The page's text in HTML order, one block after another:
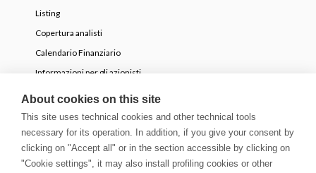
Listing
Copertura analisti
Calendario Finanziario
Informazioni per gli azionisti
OPA volontaria parziale
NEWS
Comunicati Stampa
About cookies on this site
This site uses technical cookies and other technical tools
necessary for its operation. In addition, if you give your consent by
clicking on "Accept all" or in the section accessible by clicking on
"Cookie settings", it may also install profiling cookies or other